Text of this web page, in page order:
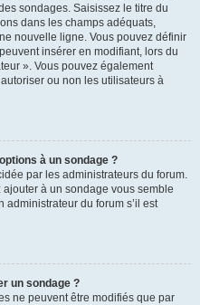
sondages. Saisissez le titre du
dans les champs adéquats,
nouvelle ligne. Vous pouvez définir
insérer en modifiant, lors du
». Vous pouvez également
ou non les utilisateurs à
à un sondage ?
par les administrateurs du forum.
à un sondage vous semble
du forum s’il est
un sondage ?
ne peuvent être modifiés que par